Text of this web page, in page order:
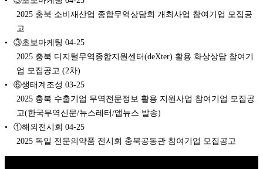
2025 충북 소비재산업 종합무역상담회 개최사업 참여기업 모집공
고
③초보마케팅 04-25
2025 충북 디지털무역종합지원센터(deXter) 활용 화상상담 참여기
업 모집공고 (2차)
⑥생태계조성 03-25
2025 충북 수출기업 무역전문정보 활용 지원사업 참여기업 모집공
고(한국무역신문/뉴스레터/앱뉴스 발송)
①해외전시회 04-25
2025 독일 전문의약품 전시회 충북공동관 참여기업 모집공고